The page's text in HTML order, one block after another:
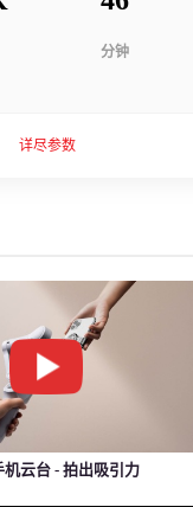
分钟
详尽参数
云台 - 拍出吸引力